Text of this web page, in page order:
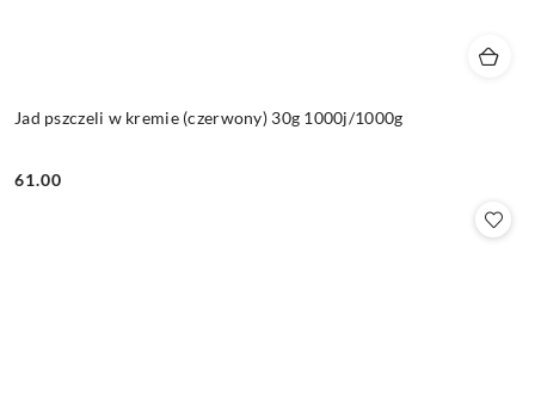
Jad pszczeli w kremie (czerwony) 30g 1000j/1000g
Cena:
61.00